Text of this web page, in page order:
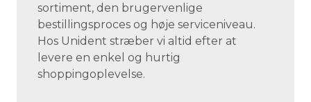
sortiment, den brugervenlige
bestillingsproces og høje serviceniveau.
Hos Unident stræber vi altid efter at
levere en enkel og hurtig
shoppingoplevelse.